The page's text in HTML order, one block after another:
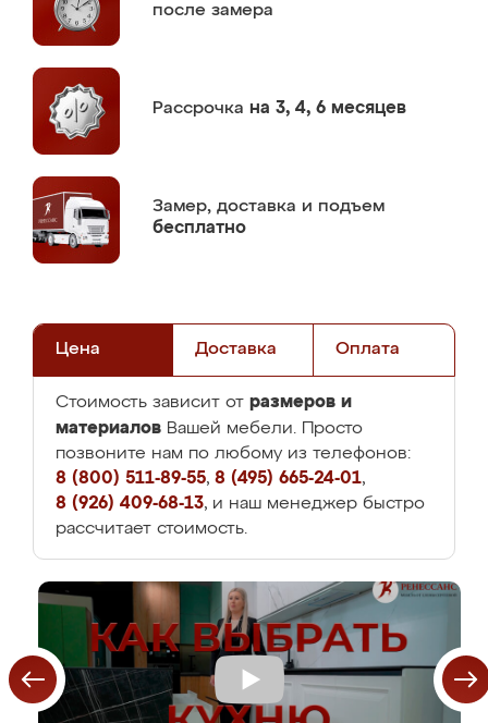
после замера
Рассрочка на 3, 4, 6 месяцев
Замер, доставка и подъем
бесплатно
Цена Доставка Оплата
Стоимость зависит от размеров и
материалов Вашей мебели. Просто
позвоните нам по любому из телефонов:
8 (800) 511-89-55, 8 (495) 665-24-01,
8 (926) 409-68-13, и наш менеджер быстро
рассчитает стоимость.